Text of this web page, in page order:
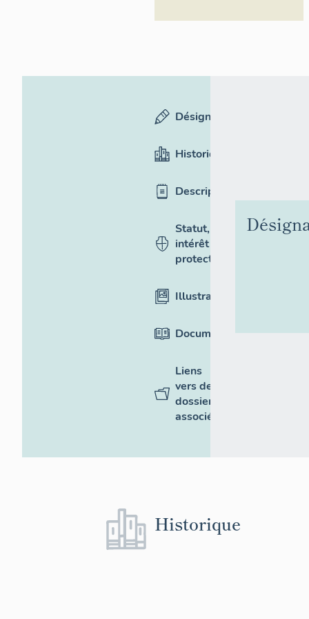
Désignation
Historique
Description
Statut,
intérêt et
protection
Illustrations
Documentation
Liens
vers des
dossiers
associés
Historique